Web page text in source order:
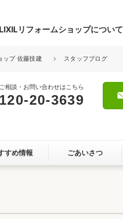
屋根・外壁
LIXILリフォームショップについて
暮らしをつくる、価値・性能向上
ップ 佐藤技建 スタッフブログ
相談・お問い合わせはこちら
20-3639
すめ情報 ごあいさつ